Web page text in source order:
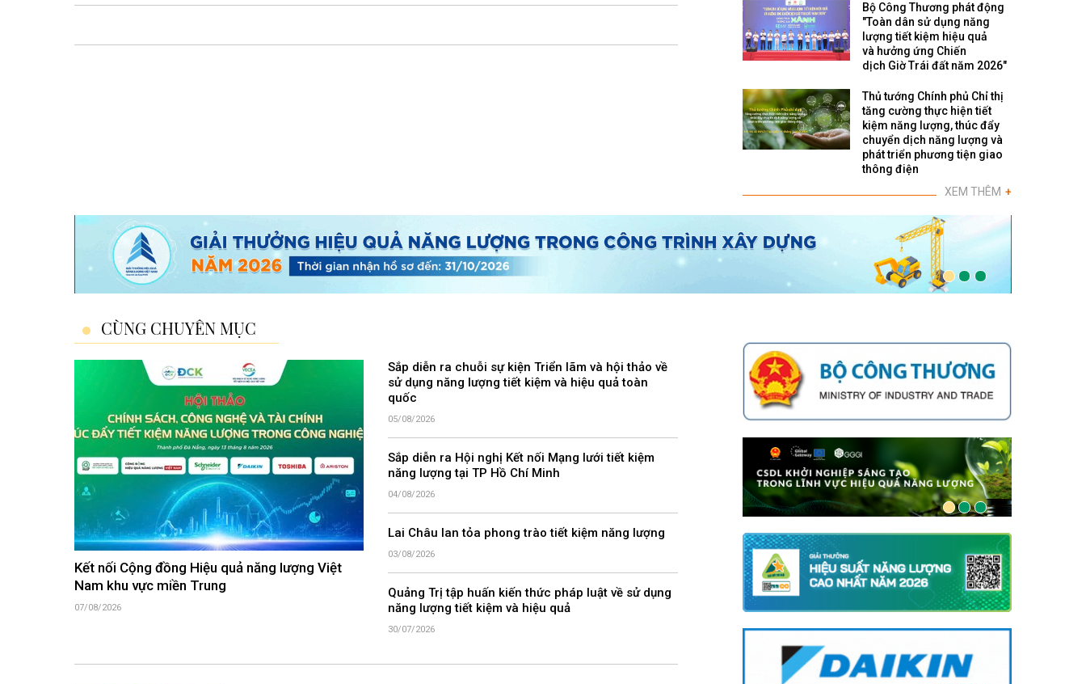
Bộ Công Thương phát động
"Toàn dân sử dụng năng
lượng tiết kiệm hiệu quả
và hưởng ứng Chiến
dịch Giờ Trái đất năm 2026"
Thủ tướng Chính phủ Chỉ thị
tăng cường thực hiện tiết
kiệm năng lượng, thúc đẩy
chuyển dịch năng lượng và
phát triển phương tiện giao
thông điện
XEM THÊM +
CÙNG CHUYÊN MỤC
Kết nối Cộng đồng Hiệu quả năng lượng Việt
Nam khu vực miền Trung
07/08/2026
Sắp diễn ra chuỗi sự kiện Triển lãm và hội thảo về
sử dụng năng lượng tiết kiệm và hiệu quả toàn
quốc
05/08/2026
Sắp diễn ra Hội nghị Kết nối Mạng lưới tiết kiệm
năng lượng tại TP Hồ Chí Minh
04/08/2026
Lai Châu lan tỏa phong trào tiết kiệm năng lượng
03/08/2026
Quảng Trị tập huấn kiến thức pháp luật về sử dụng
năng lượng tiết kiệm và hiệu quả
30/07/2026